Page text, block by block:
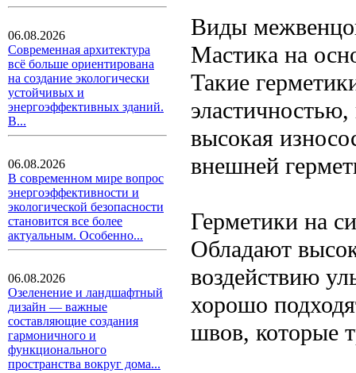
06.08.2026
Современная архитектура
всё больше ориентирована
на создание экологически
устойчивых и
энергоэффективных зданий.
В...
06.08.2026
В современном мире вопрос
энергоэффективности и
экологической безопасности
становится все более
актуальным. Особенно...
06.08.2026
Озеленение и ландшафтный
дизайн — важные
составляющие создания
гармоничного и
функционального
пространства вокруг дома...
Виды
Мастика на
Такие
эластичностью,
высокая
внешней
Герметики на
Обладают
воздействию
хорошо
швов, которые